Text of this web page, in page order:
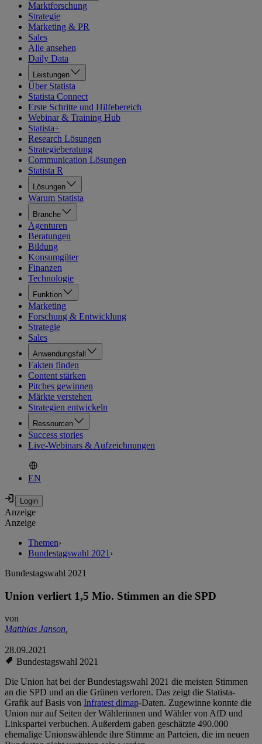
Marktforschung
Strategie
Marketing & PR
Sales
Alle ansehen
Daily Data
Leistungen
Über Statista
Statista Connect
Erste Schritte und Hilfebereich
Webinar & Training Hub
Statista+
Research Lösungen
Strategieberatung
Communication Lösungen
Statista R
Lösungen
Warum Statista
Branche
Agenturen
Beratungen
Bildung
Konsumgüter
Finanzen
Technologie
Funktion
Marketing
Forschung & Entwicklung
Strategie
Sales
Anwendungsfall
Fakten finden
Content stärken
Pitches gewinnen
Märkte verstehen
Strategien entwickeln
Ressourcen
Success stories
Live-Webinars & Aufzeichnungen
EN
Anzeige
Anzeige
Themen›
Bundestagswahl 2021 ›
Bundestagswahl 2021
Union verliert 1,5 Mio. Stimmen an die SPD
von
Matthias Janson,
28.09.2021
Bundestagswahl 2021
Die Union hat bei der Bundestagswahl 2021 die meisten Stimmen
an die SPD und an die Grünen verloren. Das zeigt die Statista-
Grafik auf Basis von Infratest dimap-Daten. Zugewinne konnte die
Union nur auf Seiten der Wählerinnen und Wähler von AfD und
Linkspartei verbuchen. Außerdem gaben geschätzte 490.000
ehemalige Unionswählende ihre Stimme an Parteien, die im neuen